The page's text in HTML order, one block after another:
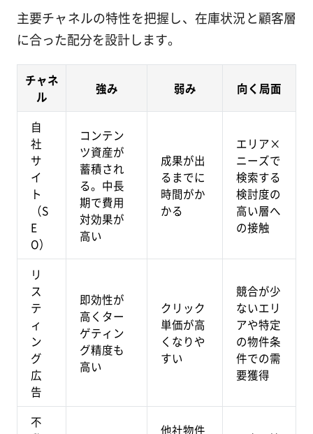
主要チャネルの特性を把握し、在庫状況と顧客層
に合った配分を設計します。
チャネ
ル
強み 弱み 向く局面
自
社
サ
イ
ト
（S
E
O）
コンテン
ツ資産が
蓄積され
る。中長
期で費用
対効果が
高い
成果が出
るまでに
時間がか
かる
エリア×
ニーズで
検索する
検討度の
高い層へ
の接触
リ
ス
テ
ィ
ン
グ
広
告
即効性が
高くター
ゲティン
グ精度も
高い
クリック
単価が高
くなりや
すい
競合が少
ないエリ
アや特定
の物件条
件での需
要獲得
不
他社物件